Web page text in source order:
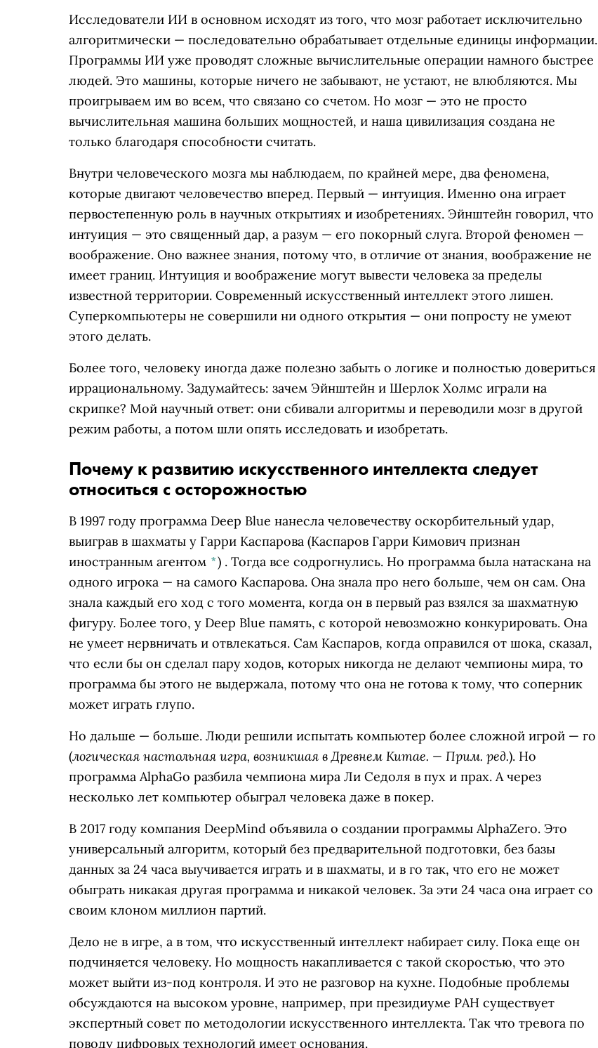
Исследователи ИИ в основном исходят из того, что мозг работает исключительно
алгоритмически — последовательно обрабатывает отдельные единицы информации.
Программы ИИ уже проводят сложные вычислительные операции намного быстрее
людей. Это машины, которые ничего не забывают, не устают, не влюбляются. Мы
проигрываем им во всем, что связано со счетом. Но мозг — это не просто
вычислительная машина больших мощностей, и наша цивилизация создана не
только благодаря способности считать.
Внутри человеческого мозга мы наблюдаем, по крайней мере, два феномена,
которые двигают человечество вперед. Первый — интуиция. Именно она играет
первостепенную роль в научных открытиях и изобретениях. Эйнштейн говорил, что
интуиция — это священный дар, а разум — его покорный слуга. Второй феномен —
воображение. Оно важнее знания, потому что, в отличие от знания, воображение не
имеет границ. Интуиция и воображение могут вывести человека за пределы
известной территории. Современный искусственный интеллект этого лишен.
Суперкомпьютеры не совершили ни одного открытия — они попросту не умеют
этого делать.
Более того, человеку иногда даже полезно забыть о логике и полностью довериться
иррациональному. Задумайтесь: зачем Эйнштейн и Шерлок Холмс играли на
скрипке? Мой научный ответ: они сбивали алгоритмы и переводили мозг в другой
режим работы, а потом шли опять исследовать и изобретать.
Почему к развитию искусственного интеллекта следует
относиться с осторожностью
В 1997 году программа ‎Deep Blue‎ нанесла человечеству оскорбительный удар,
выиграв в шахматы у Гарри Каспарова (Каспаров Гарри Кимович признан
иностранным агентом *) . Тогда все содрогнулись. Но программа была натаскана на
одного игрока — на самого Каспарова. Она знала про него больше, чем он сам. Она
знала каждый его ход с того момента, когда он в первый раз взялся за шахматную
фигуру. Более того, у ‎Deep Blue‎ память, с которой невозможно конкурировать. Она
не умеет нервничать и отвлекаться. Сам Каспаров, когда оправился от шока, сказал,
что если бы он сделал пару ходов, которых никогда не делают чемпионы мира, то
программа бы этого не выдержала, потому что она не готова к тому, что соперник
может играть глупо.
Но дальше — больше. Люди решили испытать компьютер более сложной игрой — го
(логическая настольная игра, возникшая в Древнем Китае. — Прим. ред.). Но
программа AlphaGo разбила чемпиона мира Ли Седоля в пух и прах. А через
несколько лет компьютер обыграл человека даже в покер.
В 2017 году компания DeepMind объявила о создании программы AlphaZero. Это
универсальный алгоритм, который без предварительной подготовки, без базы
данных за 24 часа выучивается играть и в шахматы, и в го так, что его не может
обыграть никакая другая программа и никакой человек. За эти 24 часа она играет со
своим клоном миллион партий.
Дело не в игре, а в том, что искусственный интеллект набирает силу. Пока еще он
подчиняется человеку. Но мощность накапливается с такой скоростью, что это
может выйти из-под контроля. И это не разговор на кухне. Подобные проблемы
обсуждаются на высоком уровне, например, при президиуме РАН существует
экспертный совет по методологии искусственного интеллекта. Так что тревога по
поводу цифровых технологий имеет основания.